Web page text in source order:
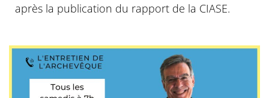
après la publication du rapport de la CIASE.